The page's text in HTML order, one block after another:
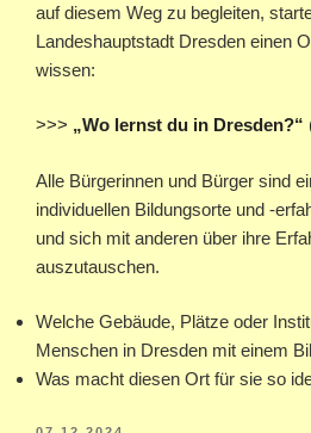
auf diesem Weg zu begleiten,
Landeshauptstadt Dresden einen
wissen:
>>> „Wo lernst du in Dresden?“
Alle Bürgerinnen und Bürger sind
individuellen Bildungsorte und -
und sich mit anderen über ihre
auszutauschen.
Welche Gebäude, Plätze oder
Menschen in Dresden mit einem
Was macht diesen Ort für sie so